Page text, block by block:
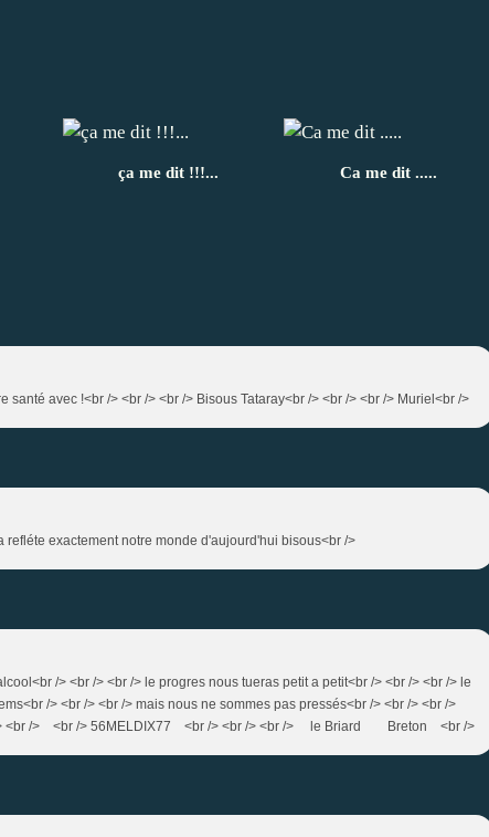
ça me dit !!!... Ca me dit .....
avec !<br /> <br /> <br /> Bisous Tataray<br /> <br /> <br /> Muriel<br />
refléte exactement notre monde d'aujourd'hui bisous<br />
/> <br /> <br /> le progres nous tueras petit a petit<br /> <br /> <br /> le
/> <br /> <br /> mais nous ne sommes pas pressés<br /> <br /> <br />
/> <br /> <br /> 56MELDIX77 <br /> <br /> <br /> le Briard Breton <br />